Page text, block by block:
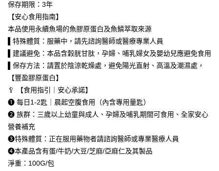
貨到付款
每筆NT$100，滿NT$2,000(含以上)免運費
海外配送(澳門地區請勿填寫順豐智能櫃、自取點等地址)
國家/地區配送(新馬專屬) 查看運費
保存期限：3年
【安心食用指南】
本品使用永續魚場的魚膠原蛋白及魚鱗萃取來源
▌特殊體質：服藥中，請先諮詢醫師或醫療專業人員
▌建議避免：本品含穀胱甘肽，孕婦、哺乳婦女及嬰幼兒應避免食用
▌保存方法：請置於陰涼乾燥處，避免陽光直射、高溫及潮濕處，
【豐盈膠原蛋白】
🥄 【食用指引｜安心承諾】
❶ 每日1-2匙｜晨起空腹食用（內含專用量匙）
❷ 族群：三歲以上幼童與成人、孕婦及哺乳期間可食用、全家安心
營養補充
❸特殊體質：正在服用藥物者請諮詢醫師或專業醫療人員
❹本產品含有蛋/牛奶/大豆/芝麻/亞麻仁及其製品
淨重：100G/包